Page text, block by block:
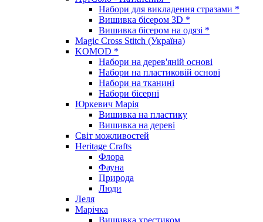
Набори для викладення стразами *
Вишивка бісером 3D *
Вишивка бісером на одязі *
Magic Cross Stitch (Україна)
KOMOD *
Набори на дерев'яній основі
Набори на пластиковій основі
Набори на тканині
Набори бісерні
Юркевич Марія
Вишивка на пластику
Вишивка на дереві
Світ можливостей
Heritage Crafts
Флора
Фауна
Природа
Люди
Леля
Марічка
Вишивка хрестиком